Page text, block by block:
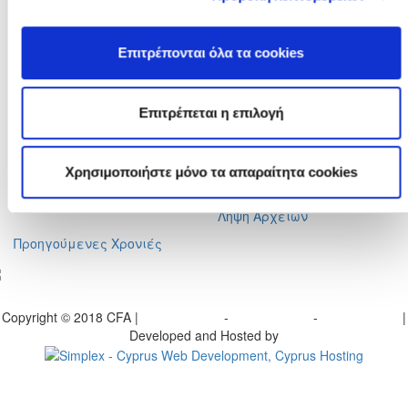
Επιτρέπονται όλα τα cookies
Επιτρέπεται η επιλογή
Χρησιμοποιήστε μόνο τα απαραίτητα cookies
Ταχ. Διεύθυνση :
Ηλ. Ταχυδρομείο :info@cfa.com.cy
Ιστορικό
Επιτροπές
Πρώην Προέδροι
Σχολή Προπονητών
Ειδήσεις
Προγραμματισμένα
Σεμινάρια
Ληψη Αρχείων
Προηγούμενες Χρονιές
Copyright © 2018 CFA | - -
|
Developed and Hosted by